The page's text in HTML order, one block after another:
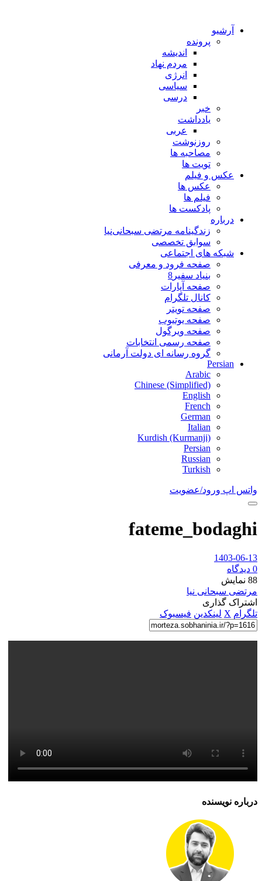
آرشیو
پرونده
اندیشه
مردم نهاد
انرژی
سیاسی
درسی
خبر
یادداشت
عربی
روزنوشت
مصاحبه ها
تویت ها
عکس و فیلم
عکس ها
فیلم ها
پادکست ها
درباره
زندگینامه مرتضی سبحانی‌نیا
سوابق تخصصی
شبکه های اجتماعی
صفحه فرود و معرفی
بنیاد سفیر8
صفحه آپارات
کانال تلگرام
صفحه تویتر
صفحه یوتیوب
صفحه ویرگول
صفحه رسمی انتخابات
گروه رسانه ای دولت آرمانی
Persian
Arabic
Chinese (Simplified)
English
French
German
Italian
Kurdish (Kurmanji)
Persian
Russian
Turkish
واتس اپ ورود/عضویت
fateme_bodaghi
1403-06-13
0 دیدگاه
88 نمایش
مرتضی سبحانی نیا
اشتراک گذاری
تلگرام X لینکدین فیسبوک
درباره نویسنده